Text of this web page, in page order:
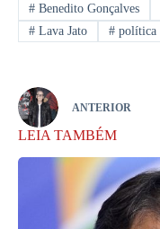
#Benedito Gonçalves
#Lava Jato #política
ANTERIOR
LEIA TAMBÉM